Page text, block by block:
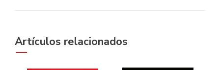
Artículos relacionados